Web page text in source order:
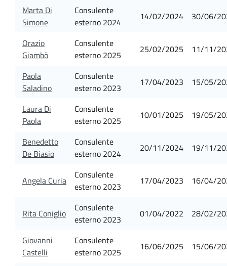
Marta Di
Simone
Consulente
esterno 2024
14/02/2024 30/06/
Orazio
Giambò
Consulente
esterno 2025
25/02/2025 11/11/
Paola
Saladino
Consulente
esterno 2023
17/04/2023 15/05/
Laura Di
Paola
Consulente
esterno 2025
10/01/2025 19/05/
Benedetto
De Biasio
Consulente
esterno 2024
20/11/2024 19/11/
Angela Curia
Consulente
esterno 2023
17/04/2023 16/04/
Rita Coniglio
Consulente
esterno 2023
01/04/2022 28/02/
Giovanni
Castelli
Consulente
esterno 2025
16/06/2025 15/06/